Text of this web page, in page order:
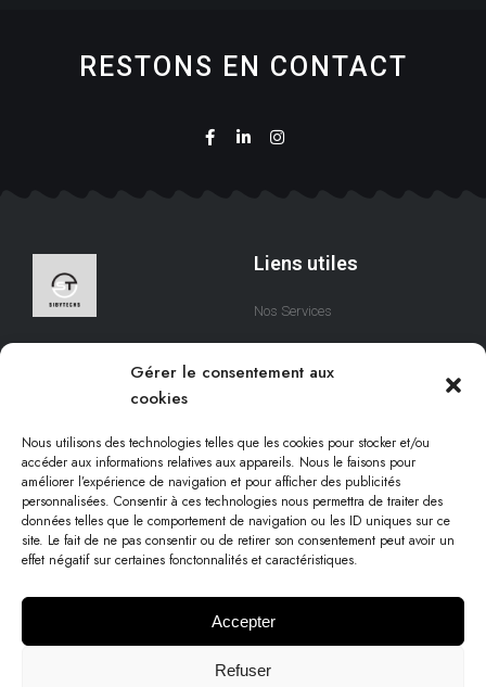
Gérer le consentement aux
cookies
Nous utilisons des technologies telles que les cookies pour stocker et/ou
accéder aux informations relatives aux appareils. Nous le faisons pour
améliorer l’expérience de navigation et pour afficher des publicités
personnalisées. Consentir à ces technologies nous permettra de traiter des
données telles que le comportement de navigation ou les ID uniques sur ce
site. Le fait de ne pas consentir ou de retirer son consentement peut avoir un
effet négatif sur certaines fonctonnalités et caractéristiques.
Accepter
Refuser
RESTONS EN CONTACT
qui s’efforce de créer des
solutions digitales qui
Liens utiles
Nos Services
Informations légales
Conditions d'utilisation